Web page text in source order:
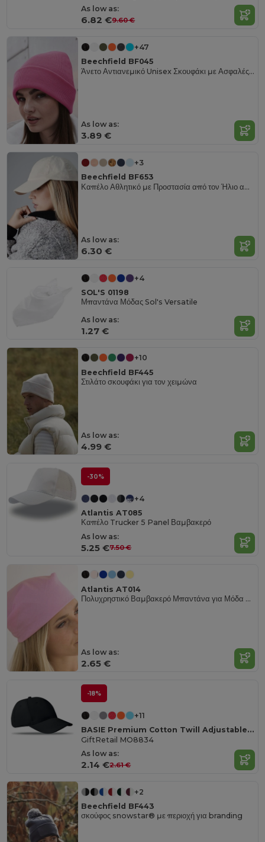
As low as:
6.82 €9.60 €
+47
Beechfield BF045
Άνετο Αντιανεμικό Unisex Σκουφάκι με Ασφαλές Πτερύγιο
As low as:
3.89 €
+3
Beechfield BF653
Καπέλο Αθλητικό με Προστασία από τον Ήλιο από Βαμβάκι Chino
As low as:
6.30 €
+4
SOL'S 01198
Μπαντάνα Μόδας Sol's Versatile
As low as:
1.27 €
+10
Beechfield BF445
Στιλάτο σκουφάκι για τον χειμώνα
As low as:
4.99 €
-30%
+4
Atlantis AT085
Καπέλο Trucker 5 Panel Βαμβακερό
As low as:
5.25 €7.50 €
Atlantis AT014
Πολυχρηστικό Βαμβακερό Μπαντάνα για Μόδα και Προσαρμογή
As low as:
2.65 €
-18%
+11
BASIE Premium Cotton Twill Adjustable Baseball 6 Panel Cap
GiftRetail MO8834
As low as:
2.14 €2.61 €
+2
Beechfield BF443
σκούφος snowstar® με περιοχή για branding